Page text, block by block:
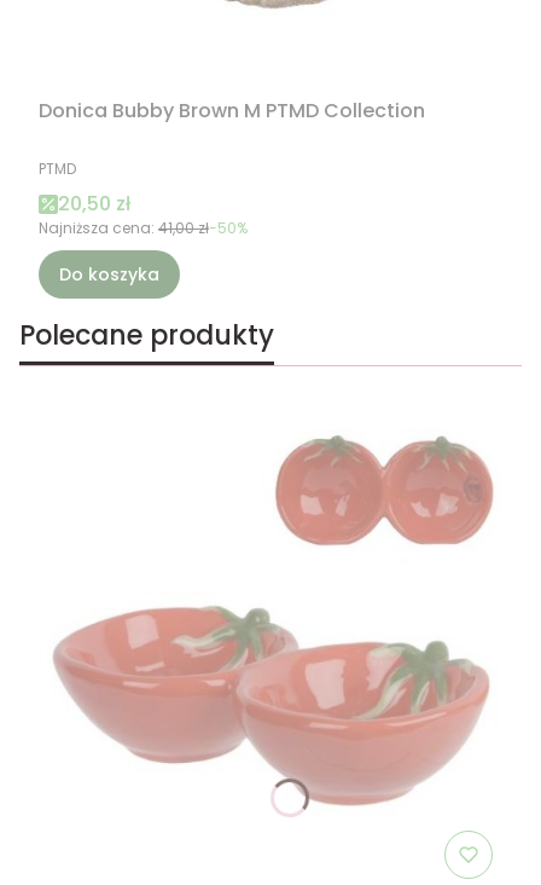
Donica Bubby Brown M PTMD Collection
PRODUCENT
PTMD
Cena promocyjna
20,50 zł
Najniższa cena: 41,00 zł-50%
Do koszyka
Polecane produkty